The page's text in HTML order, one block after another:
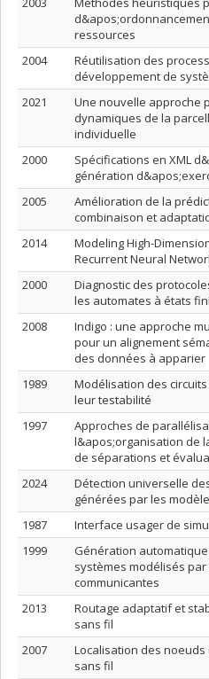
ressources
2004
Réutilisation des
développement de
2021
Une nouvelle approche
dynamiques de la
individuelle
2000
Spécifications en XML
génération
2005
Amélioration de la
combinaison et
2014
Modeling High-
Recurrent Neural
2000
Diagnostic des
les automates à états
2008
Indigo : une approche
pour un alignement
des données à apparier
1989
Modélisation des
leur testabilité
1997
Approches de
l&apos;organisation de
de séparations et
2024
Détection universelle
générées par les
1987
Interface usager de
1999
Génération
systèmes modélisés
communicantes
2013
Routage adaptatif et
sans fil
2007
Localisation des
sans fil